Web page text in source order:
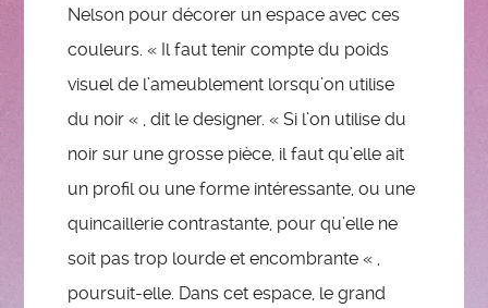
Nelson pour décorer un espace avec ces
couleurs. « Il faut tenir compte du poids
visuel de l’ameublement lorsqu’on utilise
du noir « , dit le designer. « Si l’on utilise du
noir sur une grosse pièce, il faut qu’elle ait
un profil ou une forme intéressante, ou une
quincaillerie contrastante, pour qu’elle ne
soit pas trop lourde et encombrante « ,
poursuit-elle. Dans cet espace, le grand